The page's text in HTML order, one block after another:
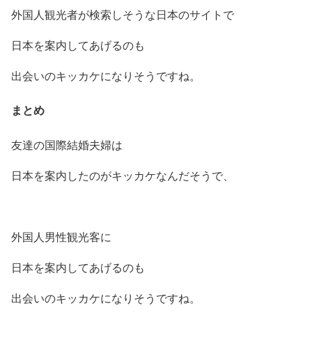
外国人観光者が検索しそうな日本のサイトで
日本を案内してあげるのも
出会いのキッカケになりそうですね。
まとめ
友達の国際結婚夫婦は
日本を案内したのがキッカケなんだそうで、
外国人男性観光客に
日本を案内してあげるのも
出会いのキッカケになりそうですね。